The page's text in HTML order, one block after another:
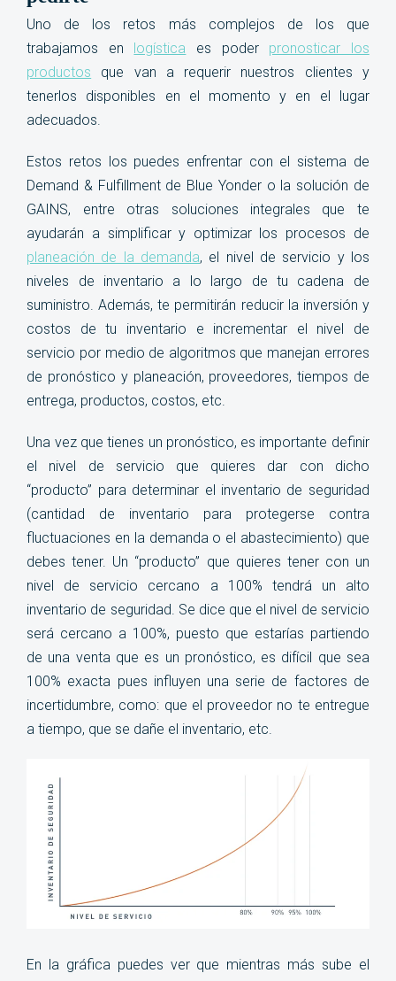
Uno de los retos más complejos de los que
trabajamos en logística es poder pronosticar los
productos que van a requerir nuestros clientes y
tenerlos disponibles en el momento y en el lugar
adecuados.
Estos retos los puedes enfrentar con el sistema de
Demand & Fulfillment de Blue Yonder o la solución de
GAINS, entre otras soluciones integrales que te
ayudarán a simplificar y optimizar los procesos de
planeación de la demanda, el nivel de servicio y los
niveles de inventario a lo largo de tu cadena de
suministro. Además, te permitirán reducir la inversión y
costos de tu inventario e incrementar el nivel de
servicio por medio de algoritmos que manejan errores
de pronóstico y planeación, proveedores, tiempos de
entrega, productos, costos, etc.
Una vez que tienes un pronóstico, es importante definir
el nivel de servicio que quieres dar con dicho
“producto” para determinar el inventario de seguridad
(cantidad de inventario para protegerse contra
fluctuaciones en la demanda o el abastecimiento) que
debes tener. Un “producto” que quieres tener con un
nivel de servicio cercano a 100% tendrá un alto
inventario de seguridad. Se dice que el nivel de servicio
será cercano a 100%, puesto que estarías partiendo
de una venta que es un pronóstico, es difícil que sea
100% exacta pues influyen una serie de factores de
incertidumbre, como: que el proveedor no te entregue
a tiempo, que se dañe el inventario, etc
En la gráfica puedes ver que mientras más sube el